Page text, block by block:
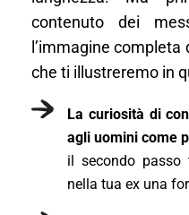
contenuto dei
l’immagine completa
che ti illustreremo in
La curiosità di
agli uomini come
il secondo passo
nella tua ex una